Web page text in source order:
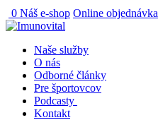
0 Náš e-shop Online objednávka
Naše služby
O nás
Odborné články
Pre športovcov
Podcasty
Kontakt